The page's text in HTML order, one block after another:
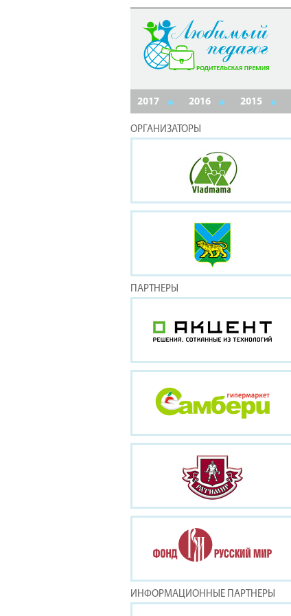
2017 2016 2015
ОРГАНИЗАТОРЫ
ПАРТНЕРЫ
ИНФОРМАЦИОННЫЕ ПАРТНЕРЫ